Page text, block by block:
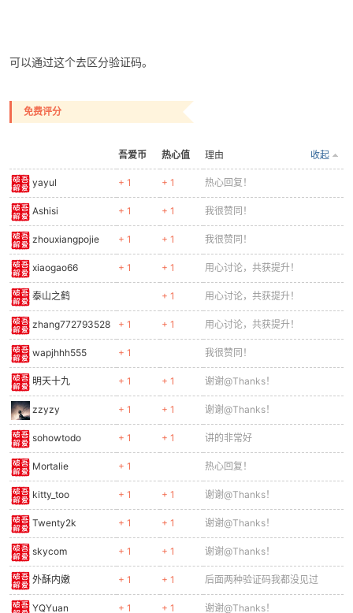
第一次check返回的tp值是22 。
可以通过这个去区分验证码。
免费评分
吾爱币 热心值 理由
yayul + 1 热心回复！
Ashisi + 1 + 1 我很赞同！
zhouxiangpojie + 1 + 1 我很赞同！
xiaogao66 + 1 + 1 用心讨论，共获提升！
泰山之鹤 用心讨论，共获提升！
zhang772793528 + 1 + 1 用心讨论，共获提升！
wapjhhh555 + 1 我很赞同！
明天十九 + 1 + 1 谢谢@Thanks！
zzyzy + 1 + 1 谢谢@Thanks！
sohowtodo + 1 + 1 讲的非常好